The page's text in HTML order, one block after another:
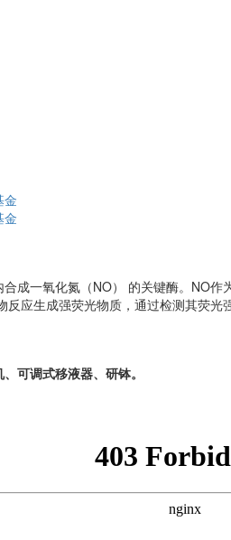
金
金
成一氧化氮（NO） 的关键酶。NO
应生成强荧光物质，通过检测其荧光
可调式移液器、研钵。